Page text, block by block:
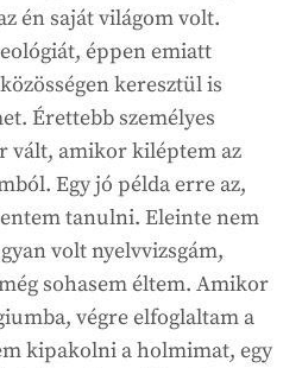
én saját világom volt.
éppen emiatt
keresztül is
Érettebb személyes
vált, amikor kiléptem az
Egy jó példa erre az,
tanulni. Eleinte nem
volt nyelvvizsgám,
sohasem éltem. Amikor
végre elfoglaltam a
kipakolni a holmimat, egy